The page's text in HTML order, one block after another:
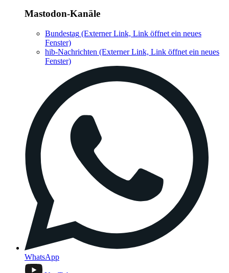
Mastodon-Kanäle
Bundestag (Externer Link, Link öffnet ein neues
Fenster)
hib-Nachrichten (Externer Link, Link öffnet ein neues
Fenster)
WhatsApp